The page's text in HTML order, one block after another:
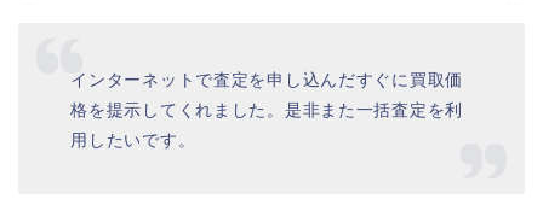
インターネットで査定を申し込んだすぐに買取価
格を提示してくれました。是非また一括査定を利
用したいです。